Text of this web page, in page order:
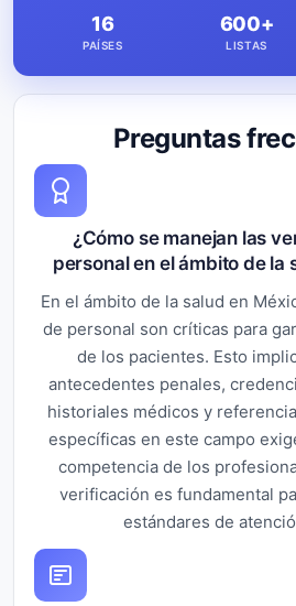
Preguntas
¿Cómo se manejan las
personal en el ámbito de la
En el ámbito de la salud en
de personal son críticas para
de los pacientes. Esto
antecedentes penales,
historiales médicos y
específicas en este campo
competencia de los
verificación es fundamental
estándares de
16
PAÍSES
600+
LISTAS